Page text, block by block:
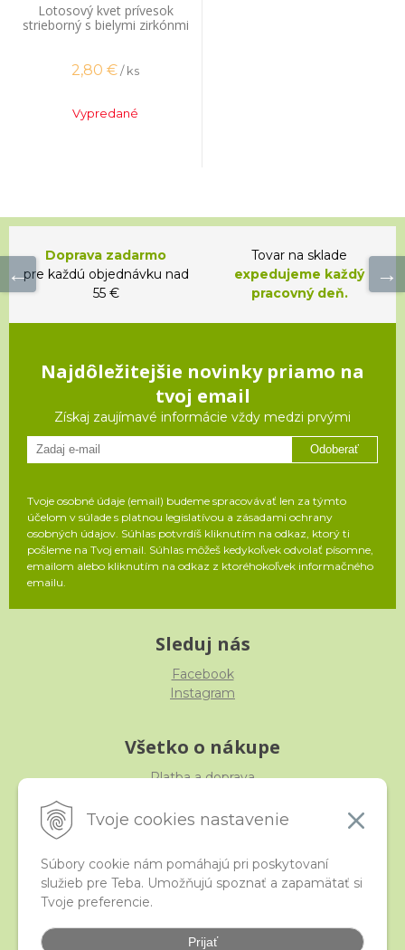
Tvoje cookies nastavenie
Súbory cookie nám pomáhajú pri poskytovaní
služieb pre Teba. Umožňujú spoznať a zapamätať si
Tvoje preferencie.
Prijať
Lotosový kvet prívesok
strieborný s bielymi zirkónmi
2,80 €/ ks
Vypredané
Doprava zadarmo
pre každú objednávku nad
55 €
Tovar na sklade
expedujeme každý
pracovný deň.
Najdôležitejšie novinky priamo na
tvoj email
Získaj zaujímavé informácie vždy medzi prvými
Odoberať
Tvoje osobné údaje (email) budeme spracovávať len za týmto
účelom v súlade s platnou legislatívou a zásadami ochrany
osobných údajov. Súhlas potvrdíš kliknutím na odkaz, ktorý ti
pošleme na Tvoj email. Súhlas môžeš kedykoľvek odvolať písomne,
emailom alebo kliknutím na odkaz z ktoréhokoľvek informačného
emailu.
Sleduj nás
Facebook
Instagram
Všetko o nákupe
Platba a doprava
Obchodné podmienky
iStraka
Veľkoobchod